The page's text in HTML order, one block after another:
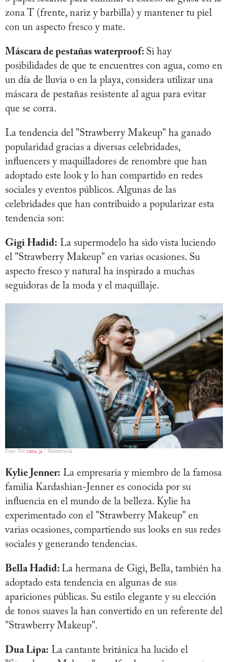
zona T (frente, nariz y barbilla) y mantener tu piel
con un aspecto fresco y mate.
Máscara de pestañas waterproof: Si hay
posibilidades de que te encuentres con agua, como en
un día de lluvia o en la playa, considera utilizar una
máscara de pestañas resistente al agua para evitar
que se corra.
La tendencia del "Strawberry Makeup" ha ganado
popularidad gracias a diversas celebridades,
influencers y maquilladores de renombre que han
adoptado este look y lo han compartido en redes
sociales y eventos públicos. Algunas de las
celebridades que han contribuido a popularizar esta
tendencia son:
Gigi Hadid: La supermodelo ha sido vista luciendo
el "Strawberry Makeup" en varias ocasiones. Su
aspecto fresco y natural ha inspirado a muchas
seguidoras de la moda y el maquillaje.
Foto: Por sama_ja / Shutterstock
Kylie Jenner: La empresaria y miembro de la famosa
familia Kardashian-Jenner es conocida por su
influencia en el mundo de la belleza. Kylie ha
experimentado con el "Strawberry Makeup" en
varias ocasiones, compartiendo sus looks en sus redes
sociales y generando tendencias.
Bella Hadid: La hermana de Gigi, Bella, también ha
adoptado esta tendencia en algunas de sus
apariciones públicas. Su estilo elegante y su elección
de tonos suaves la han convertido en un referente del
"Strawberry Makeup".
Dua Lipa: La cantante británica ha lucido el